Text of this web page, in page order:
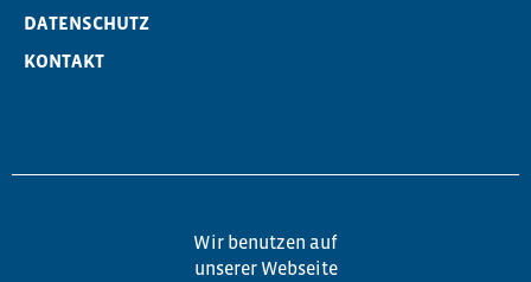
DATENSCHUTZ
KONTAKT
Wir benutzen auf
unserer Webseite